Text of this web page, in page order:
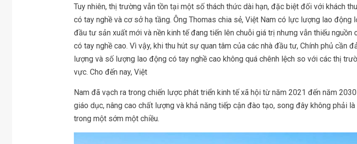
Tuy nhiên, thị trường vẫn tồn tại một số thách thức dài hạn, đặc biệt đối với khách
có tay nghề và cơ sở hạ tầng. Ông Thomas chia sẻ, Việt Nam có lực lượng lao động
đầu tư sản xuất mới và nền kinh tế đang tiến lên chuỗi giá trị nhưng vẫn thiếu nguồn
có tay nghề cao. Vì vậy, khi thu hút sự quan tâm của các nhà đầu tư, Chính phủ cần
lượng và số lượng lao động có tay nghề cao không quá chênh lệch so với các thị
vực. Cho đến nay, Việt
Nam đã vạch ra trong chiến lược phát triển kinh tế xã hội từ năm 2021 đến năm
giáo dục, nâng cao chất lượng và khả năng tiếp cận đào tạo, song đây không phải
trong một sớm một chiều.